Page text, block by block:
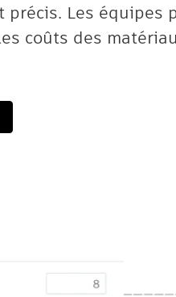
précis. Les équipes
coûts des